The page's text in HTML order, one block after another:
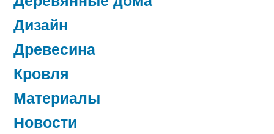
Дизайн
Древесина
Кровля
Материалы
Новости